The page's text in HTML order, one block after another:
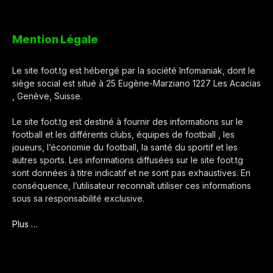
Mention Légale
Le site foot.tg est hébergé par la société Infomaniak, dont le
siège social est situé à 25 Eugène-Marziano 1227 Les Acacias
, Genève, Suisse.
Le site foot.tg est destiné à fournir des informations sur le
football et les différents clubs, équipes de football , les
joueurs, l’économie du football, la santé du sportif et les
autres sports. Les informations diffusées sur le site foot.tg
sont données à titre indicatif et ne sont pas exhaustives. En
conséquence, l’utilisateur reconnaît utiliser ces informations
sous sa responsabilité exclusive.
Plus …